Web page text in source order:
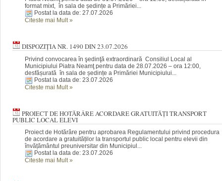
format mixt, în sala de ședințe a Primăriei...
Postat la data de: 27.07.2026
Citeste mai Mult»
DISPOZIȚIA NR. 1490 DIN 23.07.2026
Privind convocarea în şedinţă extraordinară Consiliul Local al
Municipiului Piatra Neamţ pentru data de 28.07.2026 – ora 12:00,
desfășurată în sala de ședințe a Primăriei Municipiului...
Postat la data de: 23.07.2026
Citeste mai Mult »
PROIECT DE HOTĂRÂRE ACORDARE GRATUITĂȚI TRANSPORT
PUBLIC LOCAL ELEVI
Proiect de Hotărâre pentru aprobarea Regulamentului privind procedura
de acordare a gratuităților la transportul public local pentru elevii din
învățământul preuniversitar din Municipiul...
Postat la data de: 23.07.2026
Citeste mai Mult »